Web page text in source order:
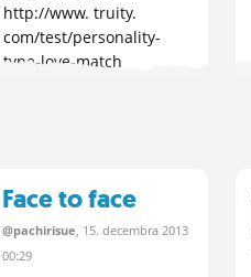
http://www. truity.
com/test/personality-
type-love-match
Face to face
@pachirisue , 15. decembra2013
00:29